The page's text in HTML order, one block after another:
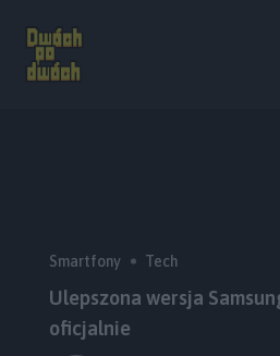
Smartfony Tech
Ulepszona wersja
oficjalnie